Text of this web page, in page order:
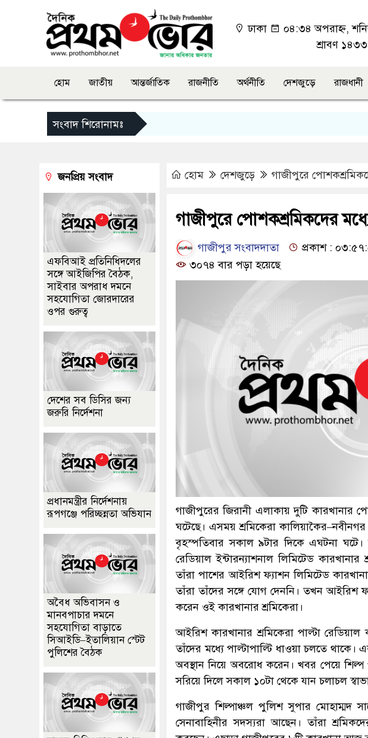
ঢাকা
০৪:৩৪ অপরাহ্ন,
শ্রাবণ ১৪৩৩
হোম জাতীয় আন্তর্জাতিক রাজনীতি অর্থনীতি দেশজুড়ে রাজধানী
সংবাদ শিরোনামঃ
হোম দেশজুড়ে গাজীপুরে
গাজীপুরে পোশকশ্রমিকদের
গাজীপুর সংবাদদাতা
প্রকাশ :
৩০৭৪ বার পড়া হয়েছে
গাজীপুরের জিরানী এলাকায় দুটি কারখানার
ঘটেছে। এসময় শ্রমিকেরা
বৃহস্পতিবার সকাল ৯টার দিকে এঘটনা ঘটে।
রেডিয়াল ইন্টারন্যাশনাল লিমিটেড
তাঁরা পাশের আইরিশ ফ্যাশন লিমিটেড
তাঁরা তাঁদের সঙ্গে যোগ দেননি। তখন আইরিশ
করেন ওই কারখানার শ্রমিকেরা।
আইরিশ কারখানার শ্রমিকেরা পাল্টা
তাঁদের মধ্যে পাল্টাপাল্টি ধাওয়া চলতে থাকে।
অবস্থান নিয়ে অবরোধ করেন। খবর পেয়ে শিল্প
সরিয়ে দিলে সকাল ১০টা থেকে যান চলাচল
গাজীপুর শিল্পাঞ্চল পুলিশ সুপার মোহাম্মদ
সেনাবাহিনীর সদস্যরা আছেন। তাঁরা
জনপ্রিয় সংবাদ
এফবিআই প্রতিনিধিদলের
সঙ্গে আইজিপির বৈঠক,
সাইবার অপরাধ দমনে
সহযোগিতা জোরদারের
ওপর গুরুত্ব
দেশের সব ডিসির জন্য
জরুরি নির্দেশনা
প্রধানমন্ত্রীর নির্দেশনায়
রূপগঞ্জে পরিচ্ছন্নতা অভিযান
অবৈধ অভিবাসন ও
মানবপাচার দমনে
সহযোগিতা বাড়াতে
সিআইডি–ইতালিয়ান স্টেট
পুলিশের বৈঠক